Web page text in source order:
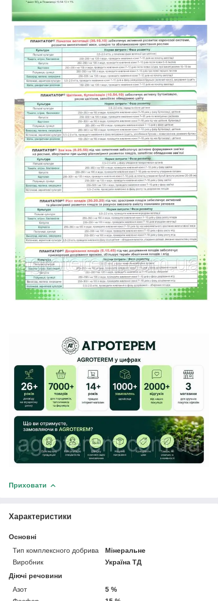
Приховати
Характеристики
Основні
Тип комплексного добрива
Мінеральне
Виробник
Україна ТД
Діючі речовини
Азот
5 %